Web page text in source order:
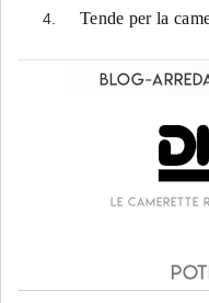
Tende per la
Blog-
Le camerette